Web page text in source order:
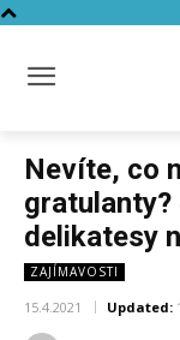
Nevíte, co
gratulanty?
delikatesy
ZAJÍMAVOSTI
15.4.2021 Updated: